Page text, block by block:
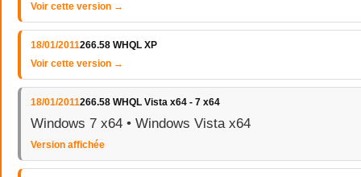
Voir cette version →
18/01/2011266.58 WHQL XP
Voir cette version →
18/01/2011266.58 WHQL Vista x64 - 7 x64
Windows 7 x64 • Windows Vista x64
Version affichée